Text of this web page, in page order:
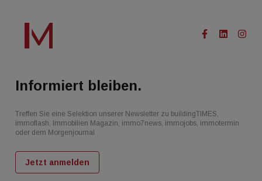
Informiert bleiben.
Treffen Sie eine Selektion unserer Newsletter zu buildingTIMES,
immoflash, Immobilien Magazin, immo7news, immojobs, immotermin
oder dem Morgenjournal
Jetzt anmelden